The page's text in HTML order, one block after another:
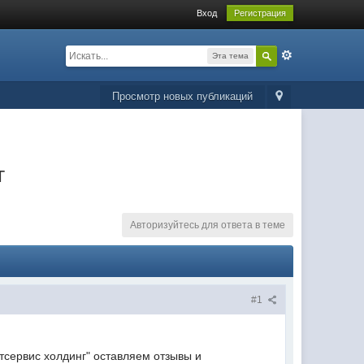
Вход Регистрация
Эта тема
Просмотр новых публикаций
Авторизуйтесь для ответа в теме
#1
холдинг" оставляем отзывы и